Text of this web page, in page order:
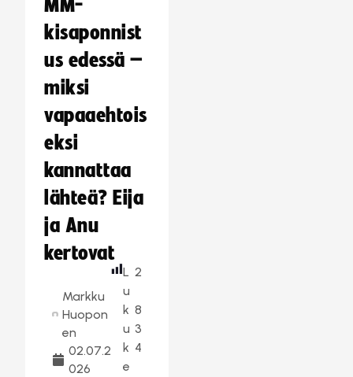
MM-
kisaponnist
us edessä –
miksi
vapaaehtois
eksi
kannattaa
lähteä? Eija
ja Anu
kertovat
Markku
Huopon
en
02.07.2
026
L
u
k
u
k
e
2
8
3
4